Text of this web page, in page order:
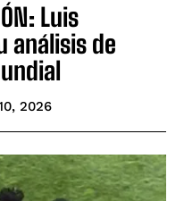
Luis
análisis de
2026